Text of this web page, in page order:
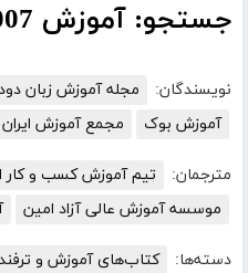
جستجو: آموزش Access 2007
نویسندگان: مجله آموزش زبان
آموزش بوک
مجمع آموزش ایران
مترجمان:
تیم آموزش کسب و کار
موسسه آموزش عالی آزاد امین
دسته‌ها:
کتاب‌های آموزش و ترفند